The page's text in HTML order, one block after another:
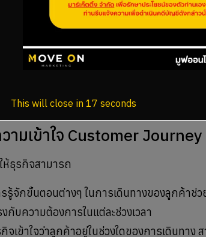
มเข้าใจ Customer Journey
ห้ธุรกิจสามารถ
รู้จักขั้นตอนต่างๆ ในการเดินทางของลูกค้าช่
บความต้องการในแต่ละช่วงเวลา
กิจเข้าใจว่าลูกค้าอยู่ในช่วงใดของการเดินทา
This will close in 16 seconds